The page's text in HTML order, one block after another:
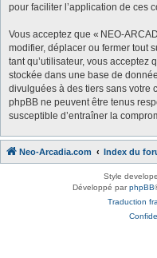
pour faciliter l’application de ces
Vous acceptez que « NEO-
modifier, déplacer ou fermer tout
tant qu’utilisateur, vous acceptez
stockée dans une base de
divulguées à des tiers sans votre
phpBB ne peuvent être tenus
susceptible d’entraîner la
Neo-Arcadia.com Index du
Style
Développé parphpBB
Traduction